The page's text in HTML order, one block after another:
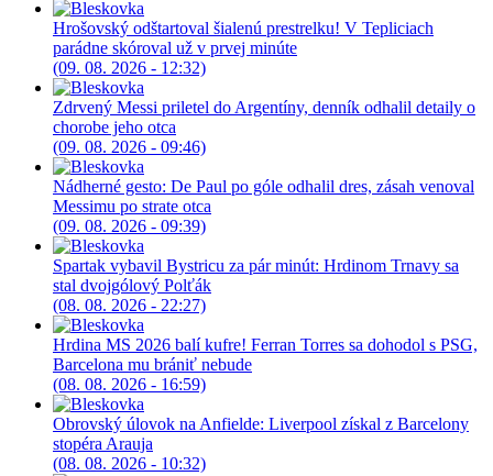
Hrošovský odštartoval šialenú prestrelku! V Tepliciach
parádne skóroval už v prvej minúte
(09. 08. 2026 - 12:32)
Zdrvený Messi priletel do Argentíny, denník odhalil detaily o
chorobe jeho otca
(09. 08. 2026 - 09:46)
Nádherné gesto: De Paul po góle odhalil dres, zásah venoval
Messimu po strate otca
(09. 08. 2026 - 09:39)
Spartak vybavil Bystricu za pár minút: Hrdinom Trnavy sa
stal dvojgólový Polťák
(08. 08. 2026 - 22:27)
Hrdina MS 2026 balí kufre! Ferran Torres sa dohodol s PSG,
Barcelona mu brániť nebude
(08. 08. 2026 - 16:59)
Obrovský úlovok na Anfielde: Liverpool získal z Barcelony
stopéra Arauja
(08. 08. 2026 - 10:32)